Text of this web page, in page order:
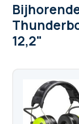
12,2"